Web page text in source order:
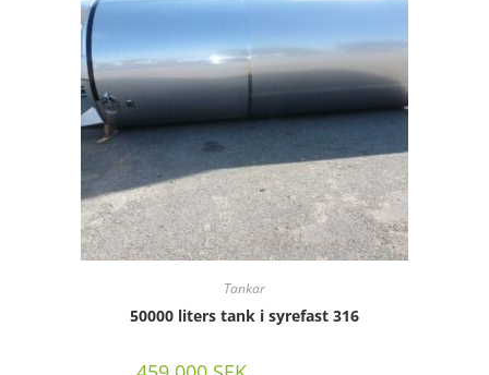
Tankar
50000 liters tank i syrefast 316